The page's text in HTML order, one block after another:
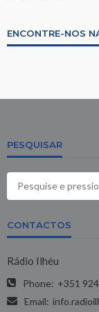
ENCONTRE-NOS
PESQUISAR
CONTACTOS
Rádio Ilhéu
Phone: +351
Email: